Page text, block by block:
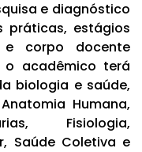
e diagnóstico
práticas, estágios
e corpo docente
o acadêmico terá
biologia e saúde,
Humana,
Fisiologia,
Saúde Coletiva e